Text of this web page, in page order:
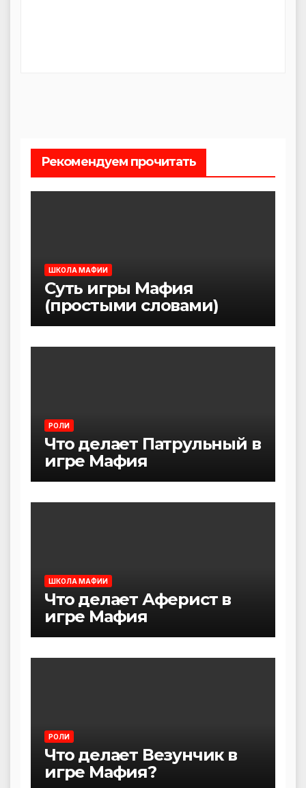
Рекомендуем прочитать
ШКОЛА МАФИИ
Суть игры Мафия
(простыми словами)
РОЛИ
Что делает Патрульный в
игре Мафия
ШКОЛА МАФИИ
Что делает Аферист в
игре Мафия
РОЛИ
Что делает Везунчик в
игре Мафия?